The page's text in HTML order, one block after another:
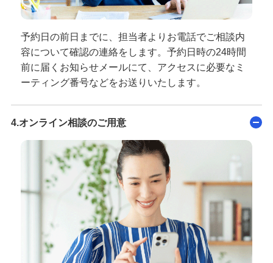
予約日の前日までに、担当者よりお電話でご相談内
容について確認の連絡をします。予約日時の24時間
前に届くお知らせメールにて、アクセスに必要なミ
ーティング番号などをお送りいたします。
4.オンライン相談のご用意